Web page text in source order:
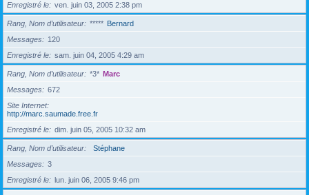
Enregistré le
ven. juin 03, 2005 2:38 pm
Rang, Nom d’utilisateur ***** Bernard
Messages
120
Enregistré le
sam. juin 04, 2005 4:29 am
Rang, Nom d’utilisateur *3* Marc
Messages
672
Site Internet
http://marc.saumade.free.fr
Enregistré le
dim. juin 05, 2005 10:32 am
Rang, Nom d’utilisateur
Stéphane
Messages
3
Enregistré le
lun. juin 06, 2005 9:46 pm